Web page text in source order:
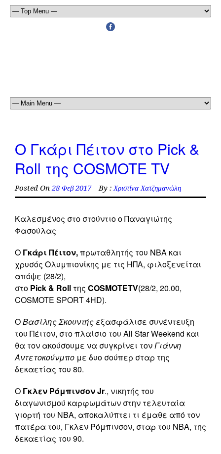
Ο Γκάρι Πέιτον στο Pick &
Roll της COSMOTE TV
Posted On 28 Φεβ 2017 By : Χριστίνα Χατζημανώλη
Καλεσμένος στο στούντιο ο Παναγιώτης
Φασούλας
Ο Γκάρι Πέιτον,πρωταθλητής του ΝΒΑ και
χρυσός Ολυμπιονίκης με τις ΗΠΑ, φιλοξενείται
απόψε (28/2),
στο Pick & Roll της COSMOTETV(28/2, 20.00,
COSMOTE SPORT 4HD).
ΟΒασίλης Σκουντής εξασφάλισε συνέντευξη
του Πέιτον, στο πλαίσιο του All Star Weekend και
θα τον ακούσουμε να συγκρίνει τονΓιάννη
Αντετοκούνμπο με δυο σούπερ σταρ της
δεκαετίας του 80.
Ο Γκλεν Ρόμπινσον Jr., νικητής του
διαγωνισμού καρφωμάτων στην τελευταία
γιορτή του ΝΒΑ, αποκαλύπτει τι έμαθε από τον
πατέρα του, Γκλεν Ρόμπινσον, σταρ του ΝΒΑ, της
δεκαετίας του 90.